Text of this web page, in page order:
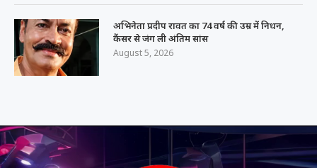
अभिनेता प्रदीप रावत का 74 वर्ष की उम्र में निधन,
कैंसर से जंग ली अंतिम सांस
August 5, 2026